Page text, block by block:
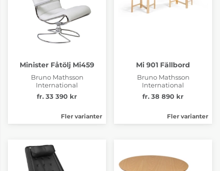
Minister Fåtölj Mi459
Bruno Mathsson
International
fr. 33 390 kr
Fler varianter
Mi 901 Fällbord
Bruno Mathsson
International
fr. 38 890 kr
Fler varianter